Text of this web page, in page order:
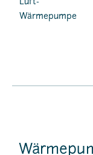
Luft-
Wärmepumpe